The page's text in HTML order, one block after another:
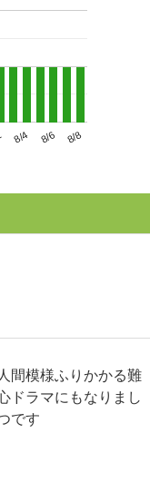
8/4 8/6 8/8
間模様ふりかかる難
ドラマにもなりまし
です